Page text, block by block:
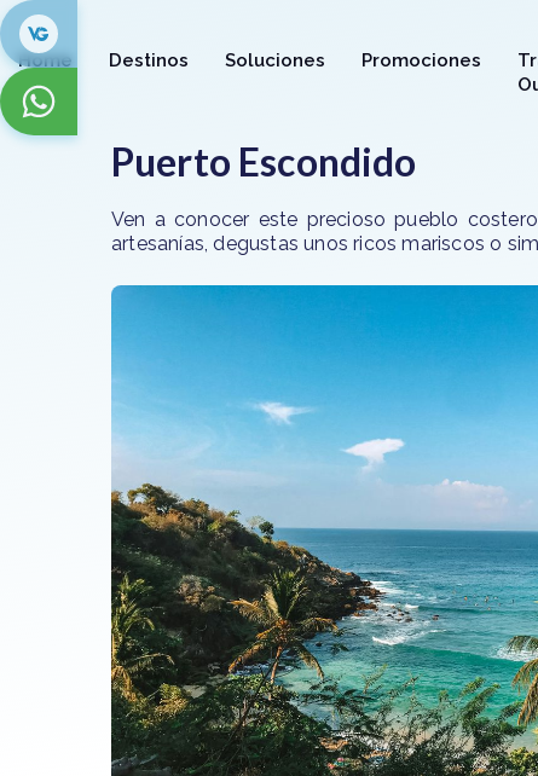
Home Destinos Soluciones Promociones
Puerto Escondido
Ven a conocer este precioso pueblo
artesanías, degustas unos ricos mariscos o